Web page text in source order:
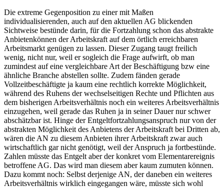
Die extreme Gegenposition zu einer mit Maßen
individualisierenden, auch auf den aktuellen AG blickenden
Sichtweise bestünde darin, für die Fortzahlung schon das abstrakte
Anbietenkönnen der Arbeitskraft auf dem örtlich erreichbaren
Arbeitsmarkt genügen zu lassen. Dieser Zugang taugt freilich
wenig, nicht nur, weil er sogleich die Frage aufwirft, ob man
zumindest auf eine vergleichbare Art der Beschäftigung bzw eine
ähnliche Branche abstellen sollte. Zudem fänden gerade
Vollzeitbeschäftigte ja kaum eine rechtlich korrekte Möglichkeit,
während des Ruhens der wechselseitigen Rechte und Pflichten aus
dem bisherigen Arbeitsverhältnis noch ein weiteres Arbeitsverhältnis
einzugehen, weil gerade das Ruhen ja in seiner Dauer nur schwer
abschätzbar ist. Hinge der Entgeltfortzahlungsanspruch nur von der
abstrakten Möglichkeit des Anbietens der Arbeitskraft bei Dritten ab,
wären die AN zu diesem Anbieten ihrer Arbeitskraft zwar auch
wirtschaftlich gar nicht genötigt, weil der Anspruch ja fortbestünde.
Zahlen müsste das Entgelt aber derkonkret vom Elementarereignis
betroffene AG. Das wird man diesem aber kaum zumuten können.
Dazu kommt noch: Selbst derjenige AN, derdaneben ein weiteres
Arbeitsverhältnis wirklich eingegangen wäre, müsste sich wohl